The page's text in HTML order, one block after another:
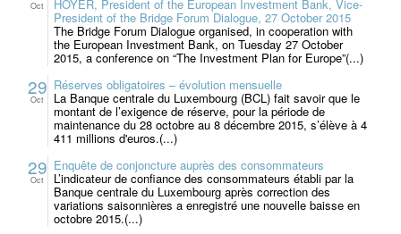
Oct HOYER, President of the European Investment Bank, Vice-
President of the Bridge Forum Dialogue, 27 October 2015
The Bridge Forum Dialogue organised, in cooperation with
the European Investment Bank, on Tuesday 27 October
2015, a conference on “The Investment Plan for Europe”(...)
29
Oct
Réserves obligatoires – évolution mensuelle
La Banque centrale du Luxembourg (BCL) fait savoir que le
montant de l’exigence de réserve, pour la période de
maintenance du 28 octobre au 8 décembre 2015, s’élève à 4
411 millions d'euros.(...)
29
Oct
Enquête de conjoncture auprès des consommateurs
L’indicateur de confiance des consommateurs établi par la
Banque centrale du Luxembourg après correction des
variations saisonnières a enregistré une nouvelle baisse en
octobre 2015.(...)